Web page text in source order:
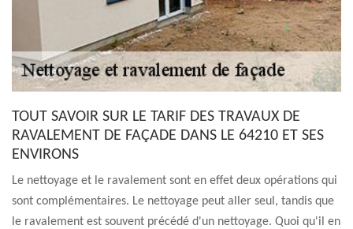
TOUT SAVOIR SUR LE TARIF DES TRAVAUX DE
RAVALEMENT DE FAÇADE DANS LE 64210 ET SES
ENVIRONS
Le nettoyage et le ravalement sont en effet deux opérations qui
sont complémentaires. Le nettoyage peut aller seul, tandis que
le ravalement est souvent précédé d'un nettoyage. Quoi qu'il en